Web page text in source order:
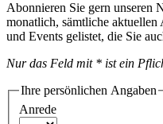
Abonnieren Sie gern unseren
monatlich, sämtliche aktuellen
und Events gelistet, die Sie
Nur das Feld mit * ist ein
Ihre persönlichen Angaben
Anrede